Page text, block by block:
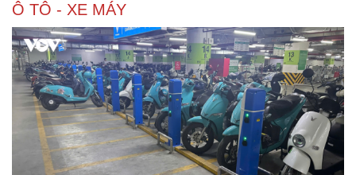
Du lịch
Tư vấn
Săn Tour
check-in
Podcast
Câu chuyện thời sự
Đọc truyện đêm khuya
Cửa sổ tình yêu
Kể chuyện cho bé
Hạt giống tâm hồn
Ô TÔ - XE MÁY